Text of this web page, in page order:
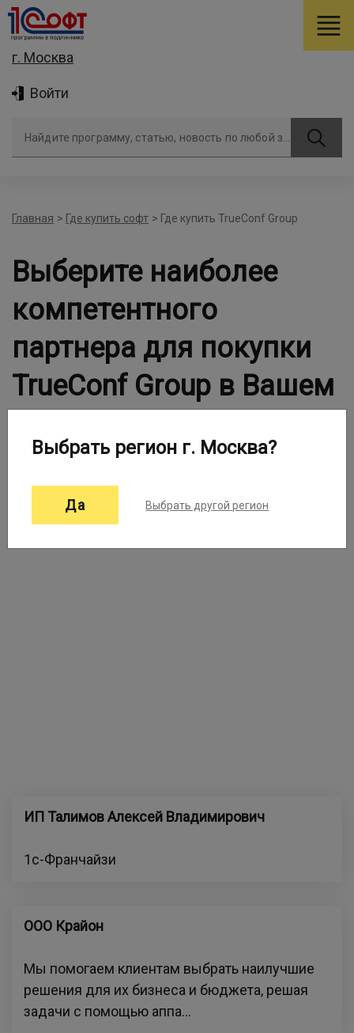
г. Москва
Войти
Главная > Где купить софт > Где купить TrueConf Group
Выберите наиболее
компетентного
партнера для покупки
TrueConf Group в Вашем
ИП Талимов Алексей Владимирович
1с-Франчайзи
ООО Крайон
Мы помогаем клиентам выбрать наилучшие
решения для их бизнеса и бюджета, решая
задачи с помощью аппа...
Выбрать регион г. Москва?
Да Выбрать другой регион